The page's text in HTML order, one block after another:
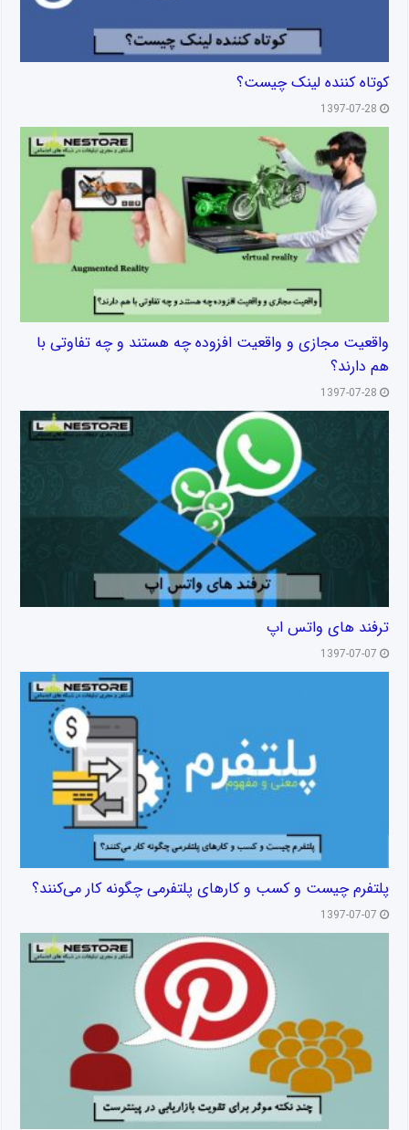
کوتاه کننده لینک چیست؟
1397-07-28
واقعیت مجازی و واقعیت افزوده چه هستند و چه تفاوتی با
هم دارند؟
1397-07-28
ترفند های واتس اپ
1397-07-07
پلتفرم چیست و کسب و کارهای پلتفرمی چگونه کار می‌کنند؟
1397-07-07